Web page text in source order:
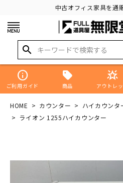
中古オフィス家具を通
search
info
ご利用ガイド 商品
star_shine
アウトレ
HOME カウンター
ハイカウンタ
ライオン 1255ハイカウンター